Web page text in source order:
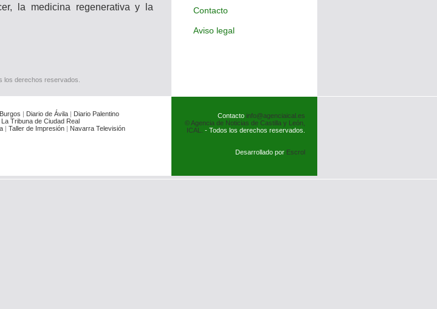
la medicina regenerativa y la
los derechos reservados.
Contacto
Aviso legal
| Diario de Ávila | Diario Palentino
La Tribuna de Ciudad Real
| Taller de Impresión | Navarra Televisión
Contacto info@agenciaical.es
© Agencia de Noticias de Castilla y León,
ICAL.
- Todos los derechos reservados.
Desarrollado por Escrol